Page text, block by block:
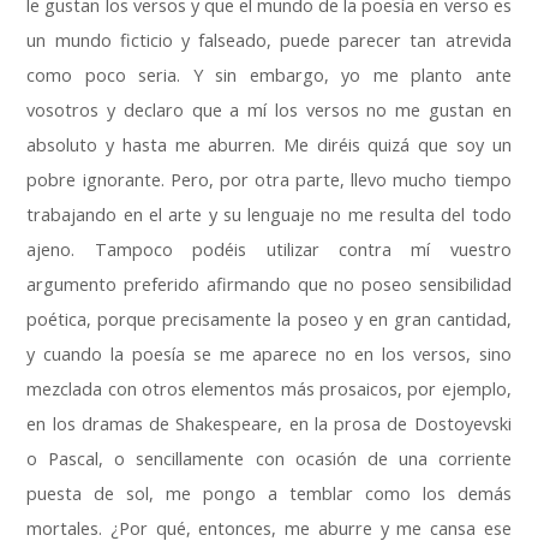
le gustan los versos y que el mundo de la poesía en verso es
un mundo ficticio y falseado,puede parecer tan atrevida
como poco seria. Y sin embargo,yo me planto ante
vosotros y declaro que a mí los versos no me gustan en
absoluto y hasta me aburren. Me diréis quizá que soy un
pobre ignorante. Pero, por otra parte,llevo mucho tiempo
trabajando en el arte y su lenguaje no me resulta del todo
ajeno. Tampoco podéis utilizar contra mí vuestro
argumento preferido afirmando que no poseo sensibilidad
poética,porque precisamente la poseo y en gran cantidad,
y cuando la poesía se me aparece no en los versos, sino
mezclada con otros elementos más prosaicos,por ejemplo,
en los dramas de Shakespeare, en la prosa de Dostoyevski
o Pascal,o sencillamente con ocasión de una corriente
puesta de sol,me pongo a temblar como los demás
mortales. ¿Por qué,entonces,me aburre y me cansa ese